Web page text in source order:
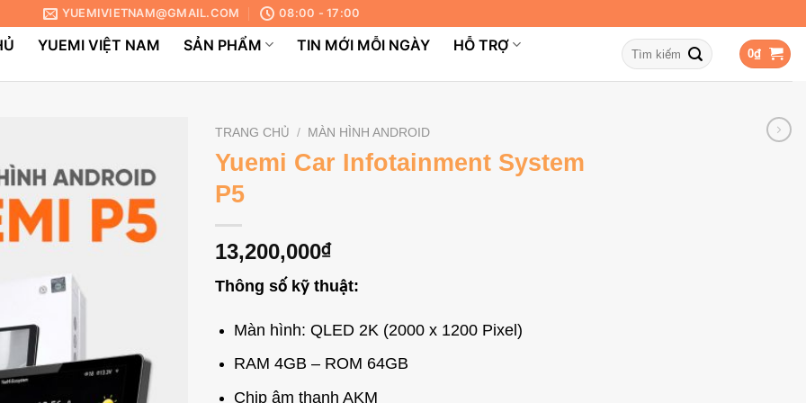
YUEMIVIETNAM@GMAIL.COM 08:00 - 17:00
YUEMI VIỆT NAM SẢN PHẨM TIN MỚI MỖI NGÀY
HỖ TRỢ
Tìm
kiếm:
0₫
TRANG CHỦ / MÀN HÌNH ANDROID
Yuemi Car Infotainment System
P5
13,200,000₫
Thông số kỹ thuật:
Màn hình: QLED 2K (2000 x 1200 Pixel)
RAM 4GB – ROM 64GB
Chip âm thanh AKM